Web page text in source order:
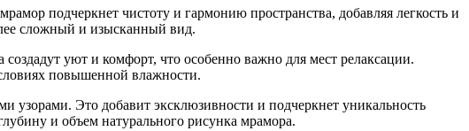
подчеркнет чистоту и гармонию пространства, добавляя легкость и
сложный и изысканный вид.
уют и комфорт, что особенно важно для мест релаксации.
повышенной влажности.
узорами. Это добавит эксклюзивности и подчеркнет уникальность
и объем натурального рисунка мрамора.